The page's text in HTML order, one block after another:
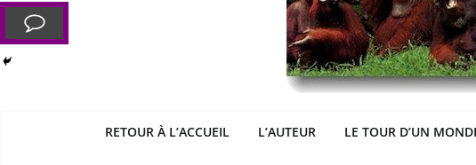
RETOUR À L’ACCUEIL L’AUTEUR LE TOUR D’UN